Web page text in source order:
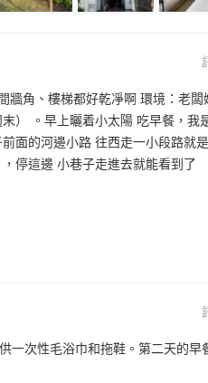
角、樓梯都好乾凈啊 環境：老
） 。早上曬着小太陽 吃早餐，我
面的河邊小路 往西走一小段路就
停這邊 小巷子走進去就能看到了
一次性毛浴巾和拖鞋。第二天的早